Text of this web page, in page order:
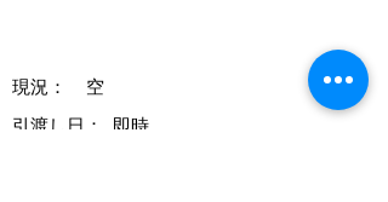
現況：
空
引渡し日：
即時